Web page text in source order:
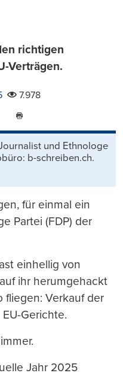
richtigen
Verträgen.
7.978
LinkedIn
drucken
und Ethnologe
b-schreiben.ch.
für einmal ein
Partei (FDP) der
einhellig von
ihr herumgehackt
fliegen: Verkauf der
Gerichte.
Jahr 2025